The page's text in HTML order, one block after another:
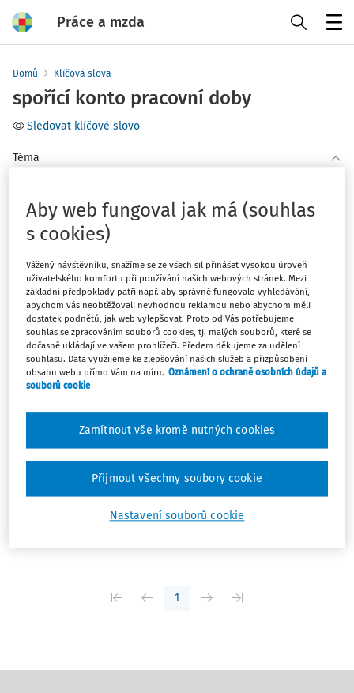
Práce a mzda
Domů Klíčová slova
spořící konto pracovní doby
Sledovat klíčové slovo
Téma
Filtr
Počet vyhledaných dokumentů:1
Řadit podle:
Nejnovější
Nejstarší
ČLÁNKY
Spořicí konto pracovní doby
Český zákoník práce (zákon č. 262/2006 Sb.) zná dva
způsoby flexibilního plánování pracovní doby na delší
období. Jedná se o nerovnoměrné rozvržení pracovní
doby a konto pracovní doby. I když je na první pohled
JUDr. Bc. Michal Peškar,Ing. Ditta Hlaváčková MBA
1
Aby web fungoval jak má (souhlas
s cookies)
Vážený návštěvníku, snažíme se ze všech sil přinášet vysokou úroveň
uživatelského komfortu při používání našich webových stránek. Mezi
základní předpoklady patří např. aby správně fungovalo vyhledávání,
abychom vás neobtěžovali nevhodnou reklamou nebo abychom měli
dostatek podnětů, jak web vylepšovat. Proto od Vás potřebujeme
souhlas se zpracováním souborů cookies, tj. malých souborů, které se
dočasně ukládají ve vašem prohlížeči. Předem děkujeme za udělení
souhlasu. Data využijeme ke zlepšování našich služeb a přizpůsobení
obsahu webu přímo Vám na míru. Oznámení o ochraně osobních údajů a
souborů cookie
Nastavení souborů cookie
Zamítnout vše kromě nutných cookies
Přijmout všechny soubory cookie